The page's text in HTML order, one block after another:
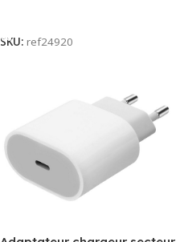
SKU: ref24920